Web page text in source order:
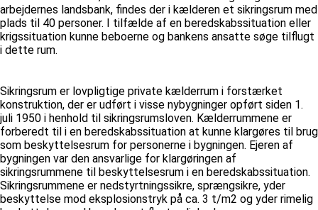
arbejdernes landsbank, findes der i kælderen et sikringsrum med
plads til 40 personer. I tilfælde af en beredskabssituation eller
krigssituation kunne beboerne og bankens ansatte søge tilflugt
i dette rum.
Sikringsrum er lovpligtige private kælderrum i forstærket
konstruktion, der er udført i visse nybygninger opført siden 1.
juli 1950 i henhold til sikringsrumsloven. Kælderrummene er
forberedt til i en beredskabssituation at kunne klargøres til brug
som beskyttelsesrum for personerne i bygningen. Ejeren af
bygningen var den ansvarlige for klargøringen af
sikringsrummene til beskyttelsesrum i en beredskabssituation.
Sikringsrummene er nedstyrtningssikre, sprængsikre, yder
beskyttelse mod eksplosionstryk på ca. 3 t/m2 og yder rimelig